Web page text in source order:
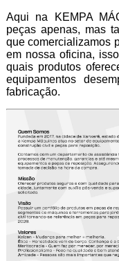
Aqui na KEMPA
peças apenas, mas
que comercializamos
em nossa oficina,
quais produtos
equipamentos
fabricação.